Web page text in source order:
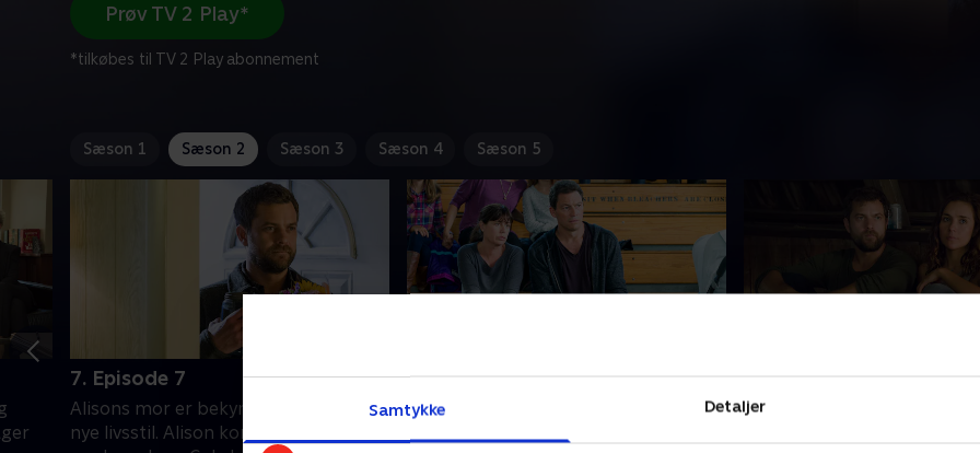
Samtykke Detaljer
Prøv TV 2 Play*
*tilkøbes til TV 2 Play abonnement
Sæson 1 Sæson 2 Sæson 3 Sæson 4 Sæson 5
7. Episode 7
Alisons mor er bekymret over Noahs
nye livsstil. Alison konfronterer Noah
8. Episode 8
På det campus, hvor de mødte
Alison tager på en stor rejse